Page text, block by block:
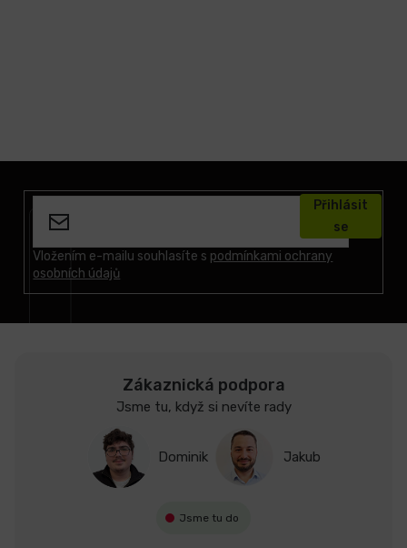
Vložením e-mailu souhlasíte s podmínkami ochrany
osobních údajů
Přihlásit
se
Zákaznická podpora
Jsme tu, když si nevíte rady
Dominik Jakub
Jsme tu do